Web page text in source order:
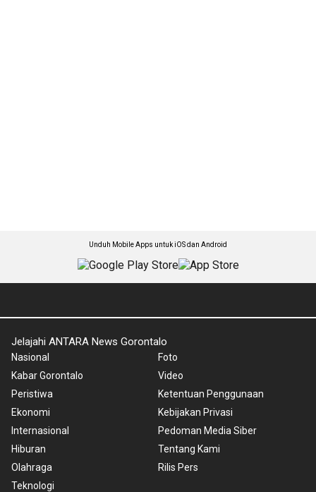
Unduh Mobile Apps untuk iOS dan Android
Jelajahi ANTARA News Gorontalo
Nasional
Kabar Gorontalo
Peristiwa
Ekonomi
Internasional
Hiburan
Olahraga
Teknologi
Foto
Video
Ketentuan Penggunaan
Kebijakan Privasi
Pedoman Media Siber
Tentang Kami
Rilis Pers